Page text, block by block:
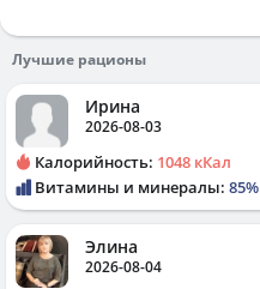
Лучшие рационы
Ирина
2026-08-03
Калорийность: 1048 кКал
Витамины и минералы: 85%
Элина
2026-08-04